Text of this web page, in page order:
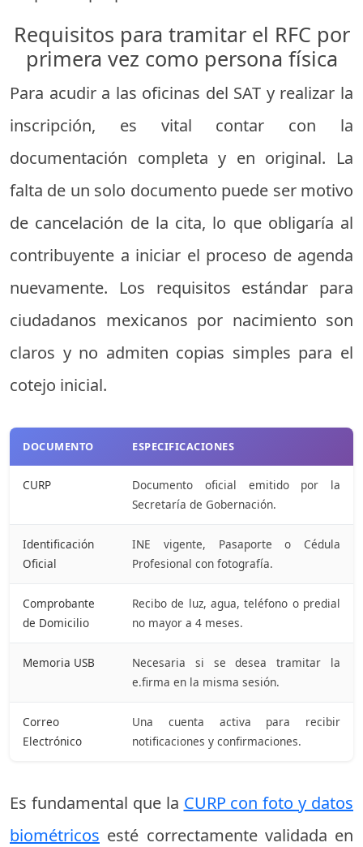
Requisitos para tramitar el RFC por
primera vez como persona física
Para acudir a las oficinas del SAT y realizar la
inscripción, es vital contar con la
documentación completa y en original. La
falta de un solo documento puede ser motivo
de cancelación de la cita, lo que obligaría al
contribuyente a iniciar el proceso de agenda
nuevamente. Los requisitos estándar para
ciudadanos mexicanos por nacimiento son
claros y no admiten copias simples para el
cotejo inicial.
DOCUMENTO ESPECIFICACIONES
CURP
Documento oficial emitido por la
Secretaría de Gobernación.
Identificación
Oficial
INE vigente, Pasaporte o Cédula
Profesional con fotografía.
Comprobante
de Domicilio
Recibo de luz, agua, teléfono o predial
no mayor a 4 meses.
Memoria USB
Necesaria si se desea tramitar la
e.firma en la misma sesión.
Correo
Electrónico
Una cuenta activa para recibir
notificaciones y confirmaciones.
Es fundamental que la CURP con foto y datos
biométricos esté correctamente validada en